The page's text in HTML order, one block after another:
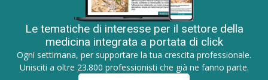
Le tematiche di interesse per il settore della
medicina integrata a portata di click
Ogni settimana, per supportare la tua crescita professionale.
Unisciti a oltre 23.800 professionisti che già ne fanno parte.